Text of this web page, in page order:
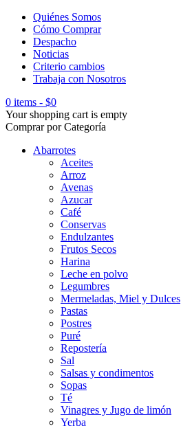
Quiénes Somos
Cómo Comprar
Despacho
Noticias
Criterio cambios
Trabaja con Nosotros
0 items - $0
Your shopping cart is empty
Comprar por Categoría
Abarrotes
Aceites
Arroz
Avenas
Azucar
Café
Conservas
Endulzantes
Frutos Secos
Harina
Leche en polvo
Legumbres
Mermeladas, Miel y Dulces
Pastas
Postres
Puré
Repostería
Sal
Salsas y condimentos
Sopas
Té
Vinagres y Jugo de limón
Yerba